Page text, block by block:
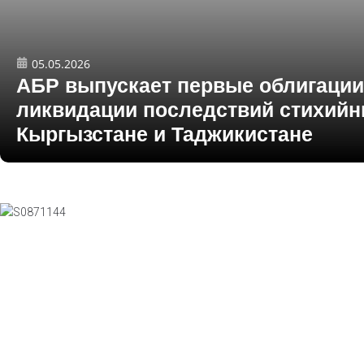
05.05.2026
АБР выпускает первые
ликвидации последствий
Кыргызстане и Таджикистане